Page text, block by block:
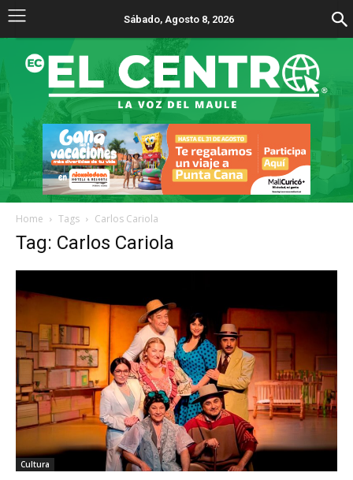
Sábado, Agosto 8, 2026
Home Tags Carlos Cariola
Tag: Carlos Cariola
Cultura